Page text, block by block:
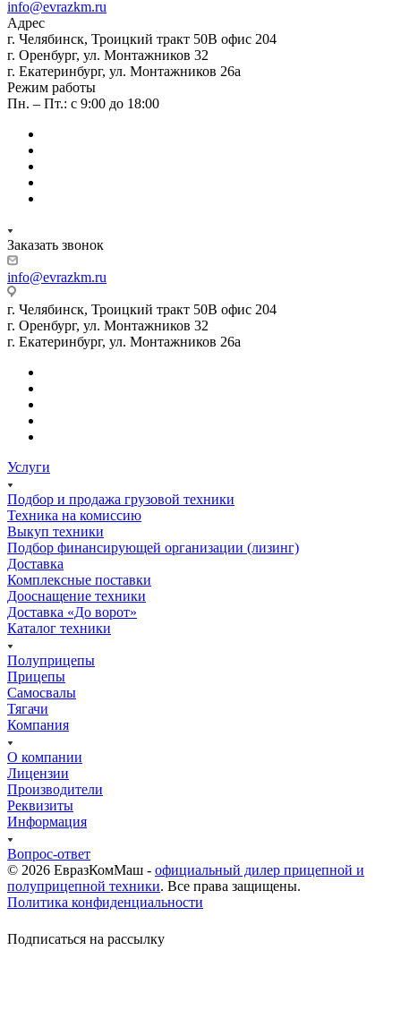
info@evrazkm.ru
Адрес
г. Челябинск, Троицкий тракт 50В офис 204
г. Оренбург, ул. Монтажников 32
г. Екатеринбург, ул. Монтажников 26а
Режим работы
Пн. – Пт.: с 9:00 до 18:00
Заказать звонок
info@evrazkm.ru
г. Челябинск, Троицкий тракт 50В офис 204
г. Оренбург, ул. Монтажников 32
г. Екатеринбург, ул. Монтажников 26а
Услуги
Подбор и продажа грузовой техники
Техника на комиссию
Выкуп техники
Подбор финансирующей организации (лизинг)
Доставка
Комплексные поставки
Дооснащение техники
Доставка «До ворот»
Каталог техники
Полуприцепы
Прицепы
Самосвалы
Тягачи
Компания
О компании
Лицензии
Производители
Реквизиты
Информация
Вопрос-ответ
© 2026 ЕвразКомМаш - официальный дилер прицепной и
полуприцепной техники. Все права защищены.
Политика конфиденциальности
Подписаться на рассылку